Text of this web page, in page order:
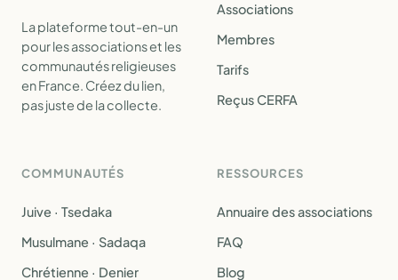
La plateforme tout-en-un
pour les associations et les
communautés religieuses
en France. Créez du lien,
pas juste de la collecte.
Associations
Membres
Tarifs
Reçus CERFA
COMMUNAUTÉS
Juive · Tsedaka
Musulmane · Sadaqa
Chrétienne · Denier
RESSOURCES
Annuaire des associations
FAQ
Blog